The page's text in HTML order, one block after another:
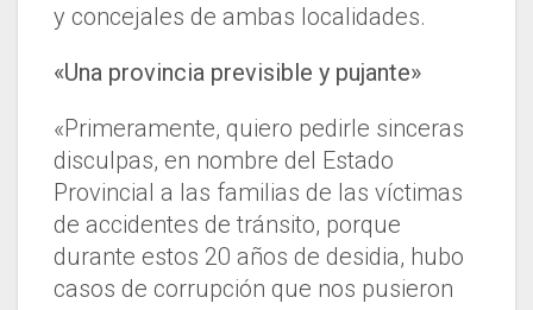
y concejales de ambas localidades.
«Una provincia previsible y pujante»
«Primeramente, quiero pedirle sinceras
disculpas, en nombre del Estado
Provincial a las familias de las víctimas
de accidentes de tránsito, porque
durante estos 20 años de desidia, hubo
casos de corrupción que nos pusieron